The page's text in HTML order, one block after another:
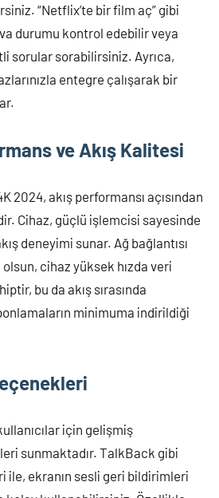
“Netflix’te bir film aç” gibi
durumu kontrol edebilir veya
sorular sorabilirsiniz. Ayrıca,
entegre çalışarak bir
ve Akış Kalitesi
2024, akış performansı açısından
Cihaz, güçlü işlemcisi sayesinde
deneyimi sunar. Ağ bağlantısı
cihaz yüksek hızda veri
bu da akış sırasında
minimuma indirildiği
için gelişmiş
sunmaktadır. TalkBack gibi
ekranın sesli geri bildirimleri